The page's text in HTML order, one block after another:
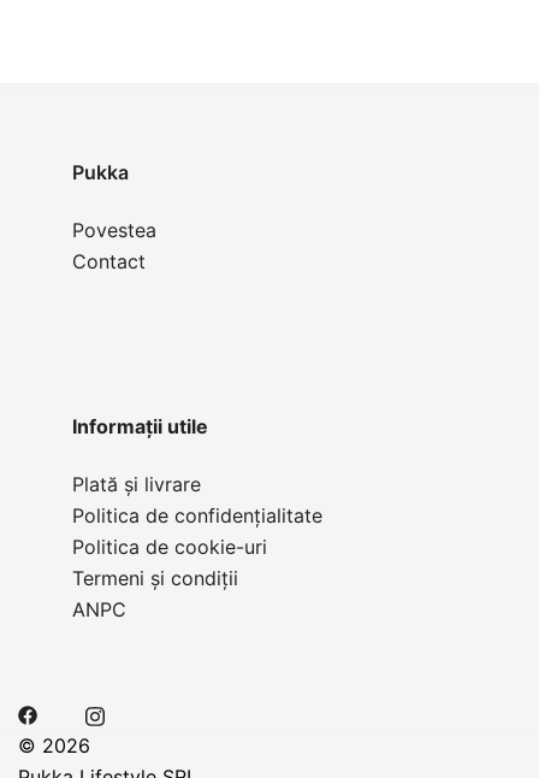
Pukka
Povestea
Contact
Informații utile
Plată și livrare
Politica de confidențialitate
Politica de cookie-uri
Termeni și condiții
ANPC
© 2026